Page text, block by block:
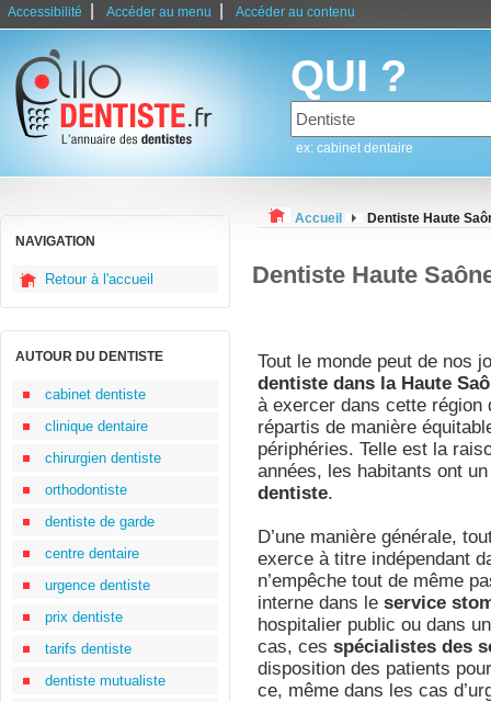
Accessibilité Accéder au menu Accéder au contenu
QUI ?
ex: cabinet dentaire
NAVIGATION
Retour à l'accueil
AUTOUR DU DENTISTE
cabinet dentiste
clinique dentaire
chirurgien dentiste
orthodontiste
dentiste de garde
centre dentaire
urgence dentiste
prix dentiste
tarifs dentiste
dentiste mutualiste
Accueil Dentiste Haute
Dentiste Haute
Tout le monde peut de nos
dentiste dans la Haute
à exercer dans cette
répartis de manière
périphéries. Telle est la
années, les habitants ont
dentiste.
D’une manière générale,
exerce à titre indépendant
n’empêche tout de même
interne dans le service
hospitalier public ou dans
cas, ces spécialistes des
disposition des patients
ce, même dans les cas